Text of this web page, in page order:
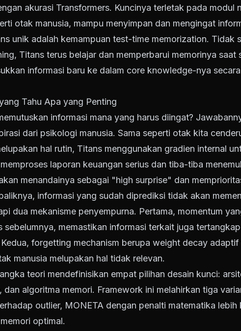
akurasi Transformers. Kuncinya terletak pada modul
otak manusia, mampu menyimpan dan mengingat
unik adalah kemampuan test-time memorization. Tidak
Titans terus belajar dan memperbarui memorinya saat
informasi baru ke dalam core knowledge-nya
Tahu Apa yang Penting
informasi mana yang harus diingat?
dari psikologi manusia. Sama seperti otak kita
hal rutin, Titans menggunakan gradien internal
laporan keuangan serius dan tiba-tiba
menandainya sebagai "high surprise" dan
informasi yang sudah diprediksi tidak akan
dua mekanisme penyempurna. Pertama, momentum
sebelumnya, memastikan informasi terkait juga
forgetting mechanism berupa weight decay
manusia melupakan hal tidak relevan.
teori mendefinisikan empat pilihan desain kunci:
dan algoritma memori. Framework ini melahirkan tiga
outlier, MONETA dengan penalti matematika
optimal.